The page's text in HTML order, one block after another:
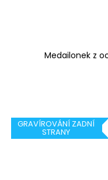
Medailonek z
GRAVÍROVÁNÍ ZADNÍ
STRANY